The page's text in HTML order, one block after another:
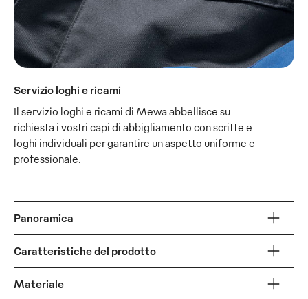
Servizio loghi e ricami
Il servizio loghi e ricami di Mewa abbellisce su
richiesta i vostri capi di abbigliamento con scritte e
loghi individuali per garantire un aspetto uniforme e
professionale.
Panoramica
Caratteristiche del prodotto
Materiale